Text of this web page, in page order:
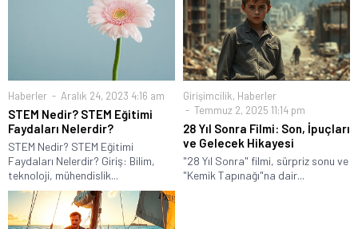
Haberler Aralık 24, 2023 4:16 am
STEM Nedir? STEM Eğitimi
Faydaları Nelerdir?
STEM Nedir? STEM Eğitimi
Faydaları Nelerdir? Giriş: Bilim,
teknoloji, mühendislik...
Girişimcilik, Haberler
Temmuz 2, 2025 11:14 pm
28 Yıl Sonra Filmi: Son, İpuçları
ve Gelecek Hikayesi
"28 Yıl Sonra" filmi, sürpriz sonu ve
"Kemik Tapınağı"na dair...